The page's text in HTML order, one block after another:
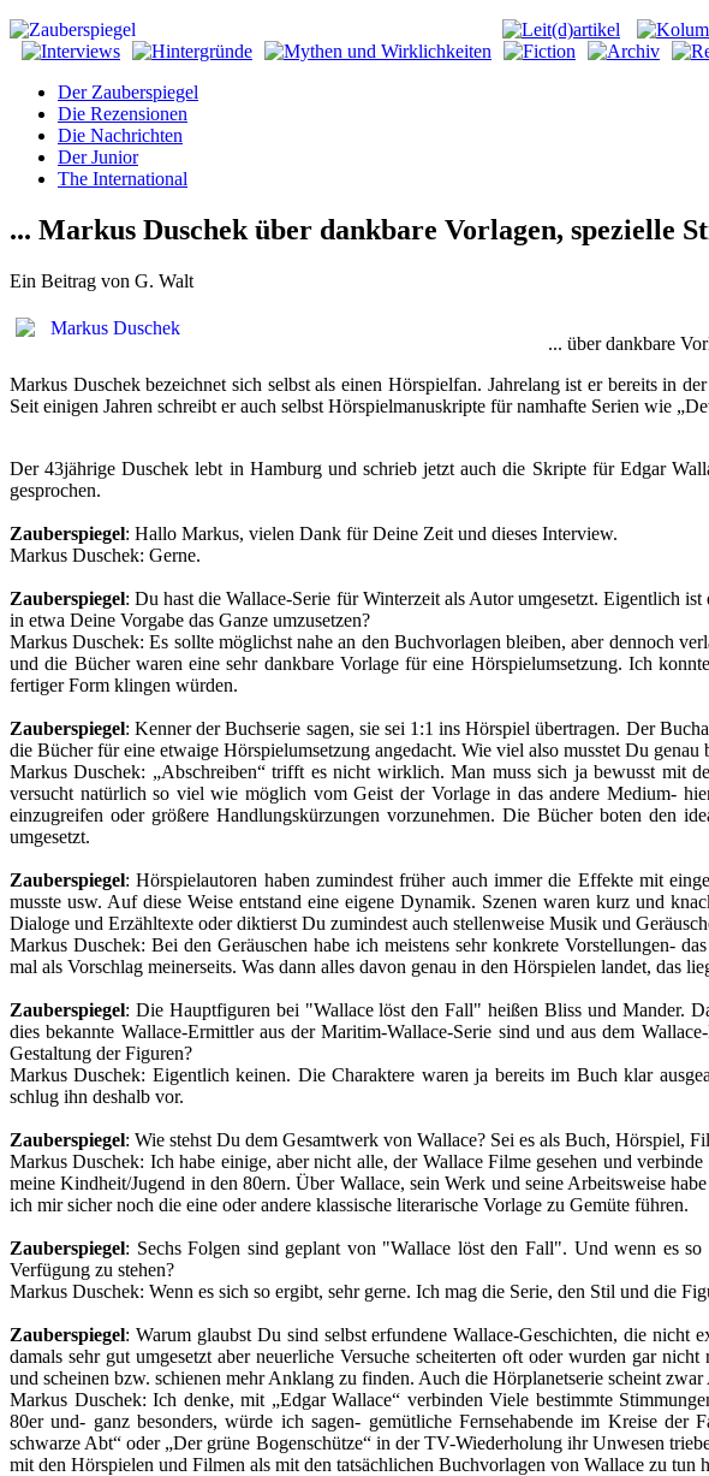
Der Zauberspiegel
Die Rezensionen
Die Nachrichten
Der Junior
The International
... Markus Duschek über dankbare Vorlagen, spezielle
Ein Beitrag von G. Walt
... über dankbare
Markus Duschek bezeichnet sich selbst als einen Hörspielfan. Jahrelang ist er bereits in
Seit einigen Jahren schreibt er auch selbst Hörspielmanuskripte für namhafte Serien wie
Der 43jährige Duschek lebt in Hamburg und schrieb jetzt auch die Skripte für Edgar
gesprochen.
Zauberspiegel: Hallo Markus, vielen Dank für Deine Zeit und dieses Interview.
Markus Duschek: Gerne.
Zauberspiegel: Du hast die Wallace-Serie für Winterzeit als Autor umgesetzt. Eigentlich
in etwa Deine Vorgabe das Ganze umzusetzen?
Markus Duschek: Es sollte möglichst nahe an den Buchvorlagen bleiben, aber dennoch
und die Bücher waren eine sehr dankbare Vorlage für eine Hörspielumsetzung. Ich
fertiger Form klingen würden.
Zauberspiegel: Kenner der Buchserie sagen, sie sei 1:1 ins Hörspiel übertragen. Der
die Bücher für eine etwaige Hörspielumsetzung angedacht. Wie viel also musstet Du
Markus Duschek: „Abschreiben“ trifft es nicht wirklich. Man muss sich ja bewusst mit
versucht natürlich so viel wie möglich vom Geist der Vorlage in das andere Medium-
einzugreifen oder größere Handlungskürzungen vorzunehmen. Die Bücher boten den
umgesetzt.
Zauberspiegel: Hörspielautoren haben zumindest früher auch immer die Effekte mit
musste usw. Auf diese Weise entstand eine eigene Dynamik. Szenen waren kurz und
Dialoge und Erzähltexte oder diktierst Du zumindest auch stellenweise Musik und
Markus Duschek: Bei den Geräuschen habe ich meistens sehr konkrete Vorstellungen-
mal als Vorschlag meinerseits. Was dann alles davon genau in den Hörspielen landet, das
Zauberspiegel: Die Hauptfiguren bei "Wallace löst den Fall" heißen Bliss und Mander.
dies bekannte Wallace-Ermittler aus der Maritim-Wallace-Serie sind und aus dem
Gestaltung der Figuren?
Markus Duschek: Eigentlich keinen. Die Charaktere waren ja bereits im Buch klar
schlug ihn deshalb vor.
Zauberspiegel: Wie stehst Du dem Gesamtwerk von Wallace? Sei es als Buch, Hörspiel,
Markus Duschek: Ich habe einige, aber nicht alle, der Wallace Filme gesehen und
meine Kindheit/Jugend in den 80ern. Über Wallace, sein Werk und seine Arbeitsweise
ich mir sicher noch die eine oder andere klassische literarische Vorlage zu Gemüte führen.
Zauberspiegel: Sechs Folgen sind geplant von "Wallace löst den Fall". Und wenn es
Verfügung zu stehen?
Markus Duschek: Wenn es sich so ergibt, sehr gerne. Ich mag die Serie, den Stil und die
Zauberspiegel: Warum glaubst Du sind selbst erfundene Wallace-Geschichten, die
damals sehr gut umgesetzt aber neuerliche Versuche scheiterten oft oder wurden gar
und scheinen bzw. schienen mehr Anklang zu finden. Auch die Hörplanetserie scheint
Markus Duschek: Ich denke, mit „Edgar Wallace“ verbinden Viele bestimmte
80er und- ganz besonders, würde ich sagen- gemütliche Fernsehabende im Kreise
schwarze Abt“ oder „Der grüne Bogenschütze“ in der TV-Wiederholung ihr Unwesen
mit den Hörspielen und Filmen als mit den tatsächlichen Buchvorlagen von Wallace zu tun